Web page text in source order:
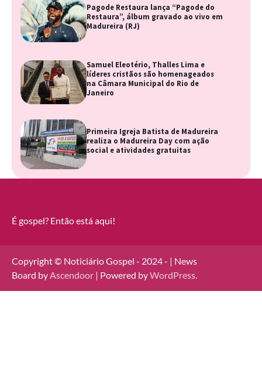
Pagode Restaura lança “Pagode do
Restaura”, álbum gravado ao vivo em
Madureira (RJ)
Samuel Eleotério, Thalles Lima e
líderes cristãos são homenageados
na Câmara Municipal do Rio de
Janeiro
Primeira Igreja Batista de Madureira
realiza o Madureira Day com ação
social e atividades gratuitas
É gospel? Então está aqui!
Copyright © Noticiário Gospel - 2024 - | News
Board byAscendoor | Powered byWordPress.